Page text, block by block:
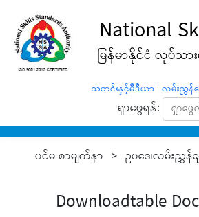
National
မြန်မာနိုင်ငံ လုပ်သား
သတင်းနှင့်မီဒီယာ | လမ်းညွှန်မ
ရှာဖွေရန်:
ပင်မ စာမျက်နှာ > ဥပဒေ၊လမ်းညွှန်
Downloadtable